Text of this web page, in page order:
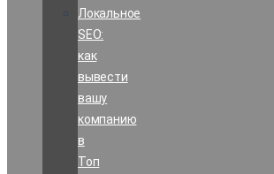
Локальное
SEO:
как
вывести
вашу
компанию
в
Топ